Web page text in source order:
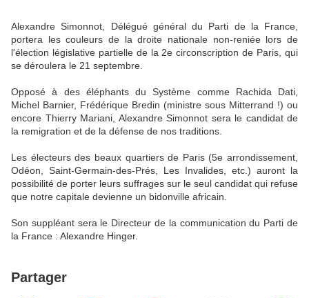
Alexandre Simonnot, Délégué général du Parti de la France,
portera les couleurs de la droite nationale non-reniée lors de
l'élection législative partielle de la 2e circonscription de Paris, qui
se déroulera le 21 septembre.
Opposé à des éléphants du Système comme Rachida Dati,
Michel Barnier, Frédérique Bredin (ministre sous Mitterrand !) ou
encore Thierry Mariani, Alexandre Simonnot sera le candidat de
la remigration et de la défense de nos traditions.
Les électeurs des beaux quartiers de Paris (5e arrondissement,
Odéon, Saint-Germain-des-Prés, Les Invalides, etc.) auront la
possibilité de porter leurs suffrages sur le seul candidat qui refuse
que notre capitale devienne un bidonville africain.
Son suppléant sera le Directeur de la communication du Parti de
la France : Alexandre Hinger.
Partager